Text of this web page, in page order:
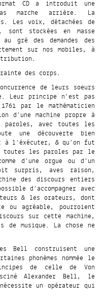
CD a introduit une
marche arrière. La
Les voix, détachées de
sont stockées en masse
gré des demandes des
sur nos mobiles, à
des corps.
de leurs soeurs
Leur principe n’est pas
par le mathématicien
d’une machine propre à
paroles, avec toutes les
une découverte bien
l’éxécuter, & qu’on fut
les paroles par le
d’une orgue ou d’un
surpris, aves raison,
des discours entiers
d’accompagner avec
& les orateurs, dont
agréable, pourroient
sur cette machine,
de musique. La chose ne
Bell construisent une
phonèmes nommée le
de celle de Von
Alexander Bell, le
un opérateur qui